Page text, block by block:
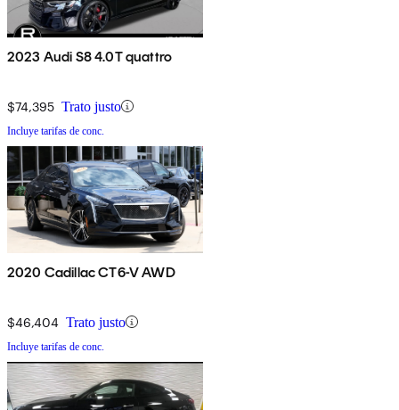
2023 Audi S8 4.0T quattro
$74,395 Trato justo
Incluye tarifas de conc.
2020 Cadillac CT6-V AWD
$46,404 Trato justo
Incluye tarifas de conc.